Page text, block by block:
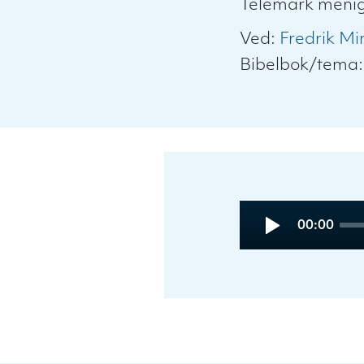
Telemark
Ved: Fredrik
Bibelbok/tema:
Audio
Player
Current
00:00